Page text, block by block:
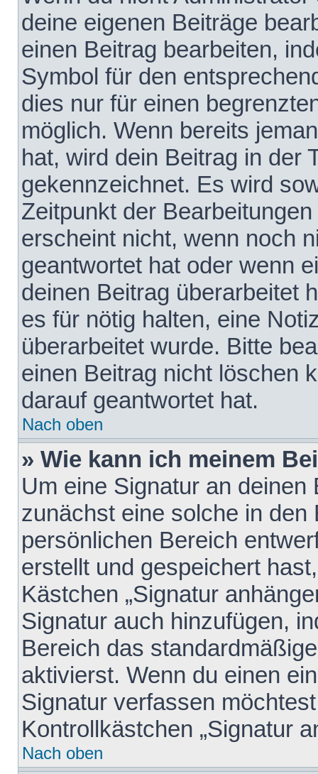
deine eigenen Beiträge
einen Beitrag bearbeiten,
Symbol für den
dies nur für einen
möglich. Wenn bereits
hat, wird dein Beitrag in der
gekennzeichnet. Es wird
Zeitpunkt der
erscheint nicht, wenn noch
geantwortet hat oder wenn
deinen Beitrag überarbeitet
es für nötig halten, eine
überarbeitet wurde. Bitte
einen Beitrag nicht löschen
darauf geantwortet hat.
Nach oben
» Wie kann ich meinem
Um eine Signatur an
zunächst eine solche in den
persönlichen Bereich
erstellt und gespeichert
Kästchen „Signatur
Signatur auch hinzufügen,
Bereich das
aktivierst. Wenn du einen
Signatur verfassen
Kontrollkästchen „Signatur
Nach oben